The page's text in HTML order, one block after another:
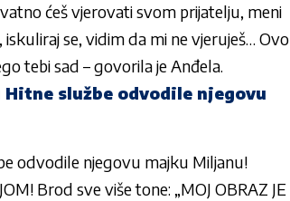
ćeš vjerovati svom prijatelju, meni
se, vidim da mi ne vjeruješ… Ovo
tebi sad – govorila jeAnđela.
službe odvodile njegovu
odvodile njegovu majku Miljanu!
Brod sve više tone: „MOJ OBRAZ JE